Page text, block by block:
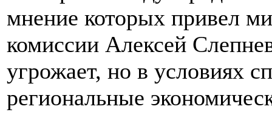
мнение которых привел
комиссии Алексей
угрожает, но в условиях
региональные